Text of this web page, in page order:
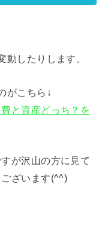
動したりします。
がこちら↓
と資産どっち？を
が沢山の方に見て
ざいます(^^)